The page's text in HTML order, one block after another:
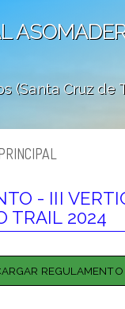
(Santa Cruz de
- III
TRAIL 2024
REGULAMENTO